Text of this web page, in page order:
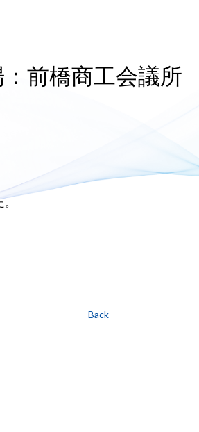
前橋商工会議所
Back